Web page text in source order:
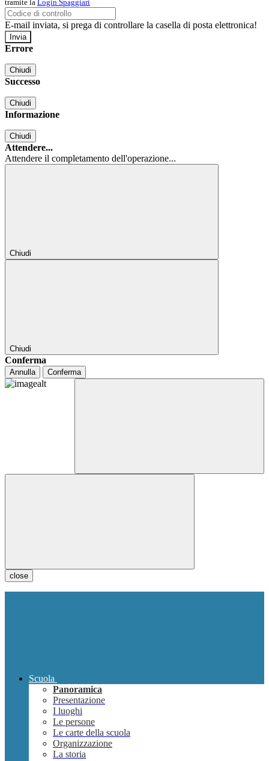
tramite la Login Spaggiari
E-mail inviata, si prega di controllare la casella di posta elettronica!
Errore
Chiudi
Successo
Chiudi
Informazione
Chiudi
Attendere...
Attendere il completamento dell'operazione...
Chiudi
Chiudi
Conferma
Annulla Conferma
close
Scuola
Panoramica
Presentazione
I luoghi
Le persone
Le carte della scuola
Organizzazione
La storia